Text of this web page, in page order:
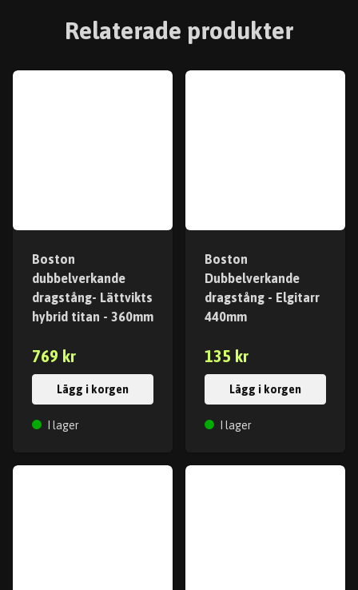
Relaterade produkter
Boston
dubbelverkande
dragstång- Lättvikts
hybrid titan - 360mm
769 kr
Lägg i korgen
I lager
Boston
Dubbelverkande
dragstång - Elgitarr
440mm
135 kr
Lägg i korgen
I lager